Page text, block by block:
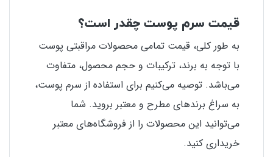
قیمت سرم پوست چقدر است؟
به طور کلی، قیمت تمامی محصولات مراقبتی پوست
با توجه به برند، ترکیبات و حجم محصول، متفاوت
می‌باشد. توصیه می‌کنیم برای استفاده از سرم پوست،
به سراغ برندهای مطرح و معتبر بروید. شما
می‌توانید این محصولات را از فروشگاه‌های معتبر
خریداری کنید.